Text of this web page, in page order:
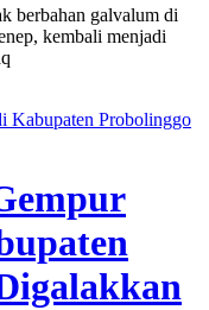
berbahan galvalum di
kembali menjadi
Kabupaten Probolinggo